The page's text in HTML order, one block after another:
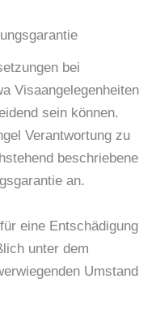
bei
Visaangelegenheiten
sein können.
Verantwortung zu
beschriebene
an.
eine Entschädigung
unter dem
Umstand